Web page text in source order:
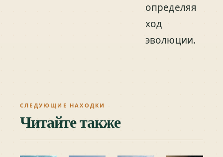
определяя
ход
эволюции.
СЛЕДУЮЩИЕ НАХОДКИ
Читайте также